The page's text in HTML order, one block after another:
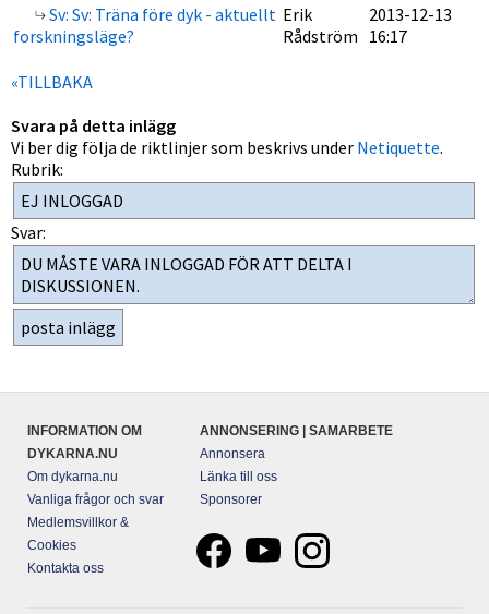
Sv: Sv: Träna före dyk - aktuellt
forskningsläge?
Erik
Rådström
2013-12-13
16:17
«TILLBAKA
Svara på detta inlägg
Vi ber dig följa de riktlinjer som beskrivs under Netiquette.
Rubrik:
Svar:
INFORMATION OM
DYKARNA.NU
Om dykarna.nu
Vanliga frågor och svar
Medlemsvillkor &
Cookies
Kontakta oss
ANNONSERING | SAMARBETE
Annonsera
Länka till oss
Sponsorer